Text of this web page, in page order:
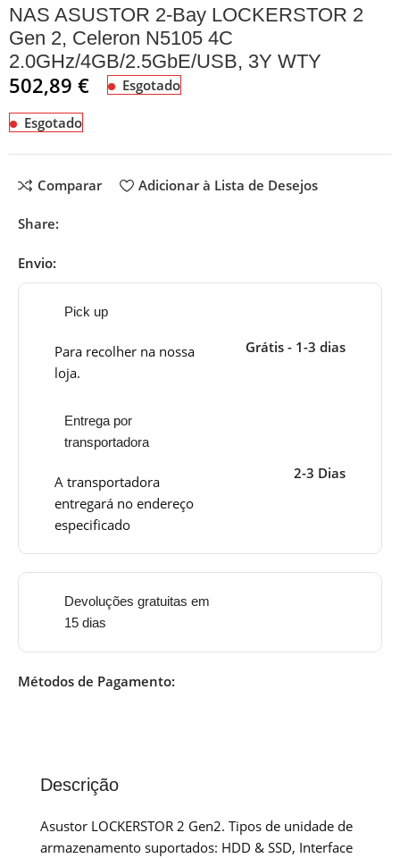
NAS ASUSTOR 2-Bay LOCKERSTOR 2
Gen 2, Celeron N5105 4C
2.0GHz/4GB/2.5GbE/USB, 3Y WTY
502,89€ Esgotado
Esgotado
Comparar Adicionar à Lista de Desejos
Share:
Envio:
Pick up
Para recolher na nossa
loja.
Grátis - 1-3 dias
Entrega por
transportadora
A transportadora
entregará no endereço
especificado
2-3 Dias
Devoluções gratuitas em
15 dias
Métodos de Pagamento:
Descrição
Asustor LOCKERSTOR 2 Gen2. Tipos de unidade de
armazenamento suportados: HDD & SSD, Interface